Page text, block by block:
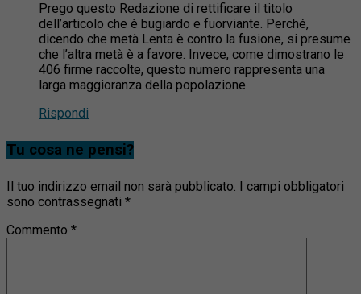
Prego questo Redazione di rettificare il titolo
dell’articolo che è bugiardo e fuorviante. Perché,
dicendo che metà Lenta è contro la fusione, si presume
che l’altra metà è a favore. Invece, come dimostrano le
406 firme raccolte, questo numero rappresenta una
larga maggioranza della popolazione.
Rispondi
Tu cosa ne pensi?
Il tuo indirizzo email non sarà pubblicato. I campi obbligatori
sono contrassegnati *
Commento *